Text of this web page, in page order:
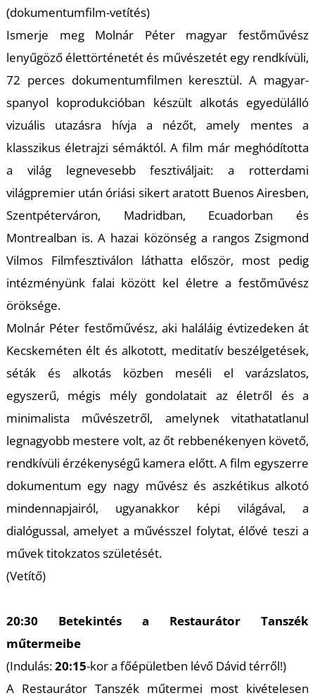
(dokumentumfilm-vetítés)
Ismerje meg Molnár Péter magyar festőművész
lenyűgöző élettörténetét és művészetét egy rendkívüli,
72 perces dokumentumfilmen keresztül. A magyar-
spanyol koprodukcióban készült alkotás egyedülálló
vizuális utazásra hívja a nézőt, amely mentes a
klasszikus életrajzi sémáktól. A film már meghódította
a világ legnevesebb fesztiváljait: a rotterdami
világpremier után óriási sikert aratott Buenos Airesben,
Szentpéterváron, Madridban, Ecuadorban és
Montrealban is. A hazai közönség a rangos Zsigmond
Vilmos Filmfesztiválon láthatta először, most pedig
intézményünk falai között kel életre a festőművész
öröksége.
Molnár Péter festőművész, aki haláláig évtizedeken át
Kecskeméten élt és alkotott, meditatív beszélgetések,
séták és alkotás közben meséli el varázslatos,
egyszerű, mégis mély gondolatait az életről és a
minimalista művészetről, amelynek vitathatatlanul
legnagyobb mestere volt, az őt rebbenékenyen követő,
rendkívüli érzékenységű kamera előtt. A film egyszerre
dokumentum egy nagy művész és aszkétikus alkotó
mindennapjairól, ugyanakkor képi világával, a
dialógussal, amelyet a művésszel folytat, élővé teszi a
művek titokzatos születését.
(Vetítő)
20:30 Betekintés a Restaurátor Tanszék
műtermeibe
(Indulás:20:15-kor a főépületben lévő Dávid térről!)
A Restaurátor Tanszék műtermei most kivételesen